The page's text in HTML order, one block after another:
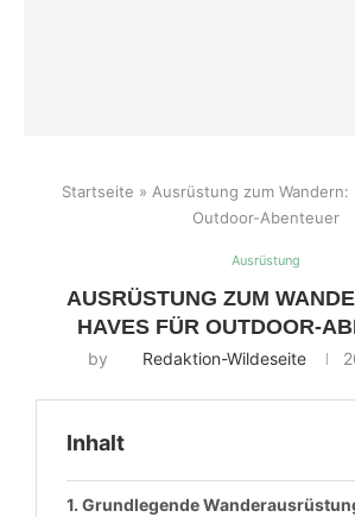
Startseite » Ausrüstung zum
Outdoor-Abenteuer
Ausrüstung
AUSRÜSTUNG ZUM
HAVES FÜR OUTDOOR-
by Redaktion-Wildeseite
Inhalt
Grundlegende